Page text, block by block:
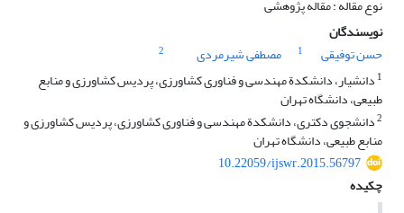
نوع مقاله : مقاله پژوهشی
نویسندگان
حسن توفیقی
1 مصطفی شیرمردی
2
1 دانشیار، دانشکدة مهندسی و فناوری کشاورزی، پردیس کشاورزی و منابع
طبیعی، دانشگاه تهران
2دانشجوی دکتری، دانشکدة مهندسی و فناوری کشاورزی، پردیس کشاورزی و
منابع طبیعی، دانشگاه تهران
10.22059/ijswr.2015.56797
چکیده